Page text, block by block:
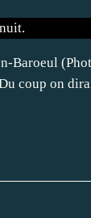
Baroeul
coup on